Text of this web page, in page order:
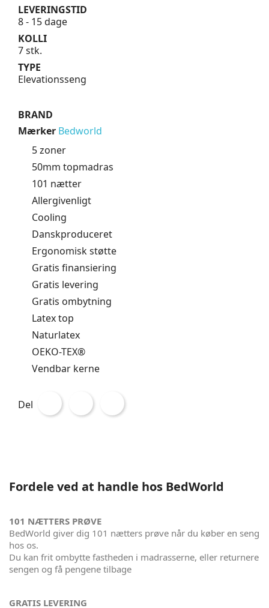
LEVERINGSTID
8 - 15 dage
KOLLI
7 stk.
TYPE
Elevationsseng
BRAND
Mærker Bedworld
5 zoner
50mm topmadras
101 nætter
Allergivenligt
Cooling
Danskproduceret
Ergonomisk støtte
Gratis finansiering
Gratis levering
Gratis ombytning
Latex top
Naturlatex
OEKO-TEX®
Vendbar kerne
Del
Fordele ved at handle hos BedWorld
101 NÆTTERS PRØVE
BedWorld giver dig 101 nætters prøve når du køber en seng
hos os.
Du kan frit ombytte fastheden i madrasserne, eller returnere
sengen og få pengene tilbage
GRATIS LEVERING